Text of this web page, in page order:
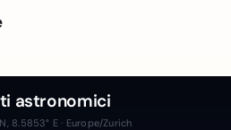
astronomici
8.5853° E · Europe/Zurich